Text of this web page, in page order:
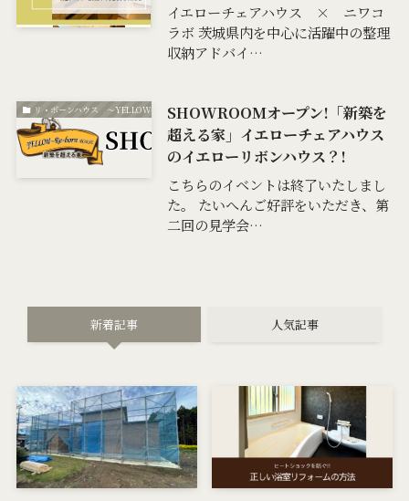
イエローチェアハウス × ニワコ
ラボ 茨城県内を中心に活躍中の整理
収納アドバイ…
リ・ボ－ンハウス ～YELLOW-Re・born～SHOWROOMオープン!「新築を
超える家」イエローチェアハウス
のイエローリボンハウス？!
こちらのイベントは終了いたしまし
た。 たいへんご好評をいただき、第
二回の見学会…
新着記事 人気記事